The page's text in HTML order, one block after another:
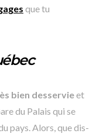
que tu
bien desservieet
du Palais qui se
pays. Alors, que dis-